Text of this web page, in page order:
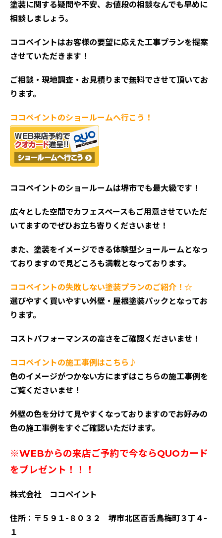
塗装に関する疑問や不安、お値段の相談なんでも早めに
相談しましょう。
ココペイントはお客様の要望に応えた工事プランを提案
させていただきます！
ご相談・現地調査・お見積りまで無料でさせて頂いてお
ります。
ココペイントのショールームへ行こう！
ココペイントのショールームは堺市でも最大級です！
広々とした空間でカフェスペースもご用意させていただ
いてますのでぜひお立ち寄りくださいませ！
また、塗装をイメージできる体験型ショールームとなっ
ておりますので見どころも満載となっております。
ココペイントの失敗しない塗装プランのご紹介！☆
選びやすく買いやすい外壁・屋根塗装パックとなってお
ります。
コストパフォーマンスの高さをご確認くださいませ！
ココペイントの施工事例はこちら♪
色のイメージがつかない方にまずはこちらの施工事例を
ご覧くださいませ！
外壁の色を分けて見やすくなっておりますのでお好みの
色の施工事例をすぐご確認いただけます。
※WEBからの来店ご予約で今ならQUOカード
をプレゼント！！！
株式会社 ココペイント
住所：〒５９１-８０３２ 堺市北区百舌鳥梅町３丁４-
１